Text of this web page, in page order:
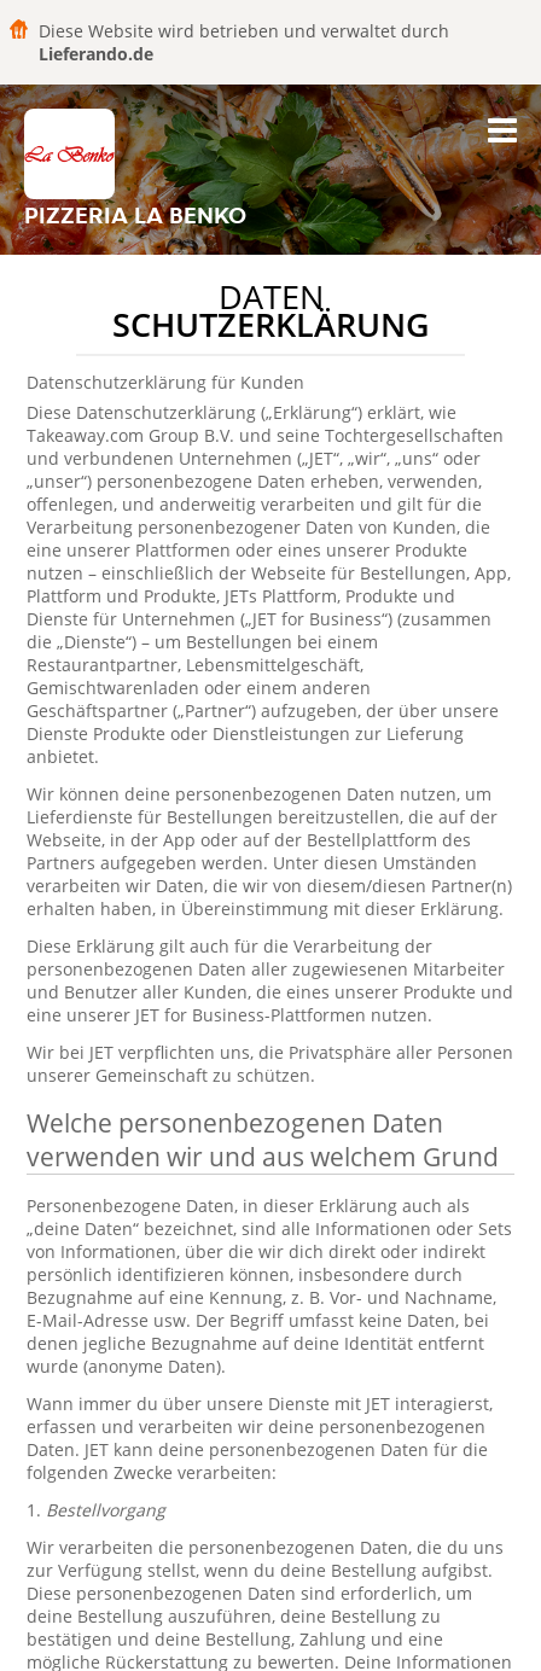
Diese Website wird betrieben und verwaltet durch
Lieferando.de
PIZZERIA LA BENKO
DATEN
SCHUTZERKLÄRUNG
Datenschutzerklärung für Kunden
Diese Datenschutzerklärung („Erklärung“) erklärt, wie
Takeaway.com Group B.V. und seine Tochtergesellschaften
und verbundenen Unternehmen („JET“, „wir“, „uns“ oder
„unser“) personenbezogene Daten erheben, verwenden,
offenlegen, und anderweitig verarbeiten und gilt für die
Verarbeitung personenbezogener Daten von Kunden, die
eine unserer Plattformen oder eines unserer Produkte
nutzen – einschließlich der Webseite für Bestellungen, App,
Plattform und Produkte, JETs Plattform, Produkte und
Dienste für Unternehmen („JET for Business“) (zusammen
die „Dienste“) – um Bestellungen bei einem
Restaurantpartner, Lebensmittelgeschäft,
Gemischtwarenladen oder einem anderen
Geschäftspartner („Partner“) aufzugeben, der über unsere
Dienste Produkte oder Dienstleistungen zur Lieferung
anbietet.
Wir können deine personenbezogenen Daten nutzen, um
Lieferdienste für Bestellungen bereitzustellen, die auf der
Webseite, in der App oder auf der Bestellplattform des
Partners aufgegeben werden. Unter diesen Umständen
verarbeiten wir Daten, die wir von diesem/diesen Partner(n)
erhalten haben, in Übereinstimmung mit dieser Erklärung.
Diese Erklärung gilt auch für die Verarbeitung der
personenbezogenen Daten aller zugewiesenen Mitarbeiter
und Benutzer aller Kunden, die eines unserer Produkte und
eine unserer JET for Business-Plattformen nutzen.
Wir bei JET verpflichten uns, die Privatsphäre aller Personen
unserer Gemeinschaft zu schützen.
Welche personenbezogenen Daten
verwenden wir und aus welchem Grund
Personenbezogene Daten, in dieser Erklärung auch als
„deine Daten“ bezeichnet, sind alle Informationen oder Sets
von Informationen, über die wir dich direkt oder indirekt
persönlich identifizieren können, insbesondere durch
Bezugnahme auf eine Kennung, z. B. Vor- und Nachname,
E-Mail-Adresse usw. Der Begriff umfasst keine Daten, bei
denen jegliche Bezugnahme auf deine Identität entfernt
wurde (anonyme Daten).
Wann immer du über unsere Dienste mit JET interagierst,
erfassen und verarbeiten wir deine personenbezogenen
Daten. JET kann deine personenbezogenen Daten für die
folgenden Zwecke verarbeiten:
1. Bestellvorgang
Wir verarbeiten die personenbezogenen Daten, die du uns
zur Verfügung stellst, wenn du deine Bestellung aufgibst.
Diese personenbezogenen Daten sind erforderlich, um
deine Bestellung auszuführen, deine Bestellung zu
bestätigen und deine Bestellung, Zahlung und eine
mögliche Rückerstattung zu bewerten. Deine Informationen